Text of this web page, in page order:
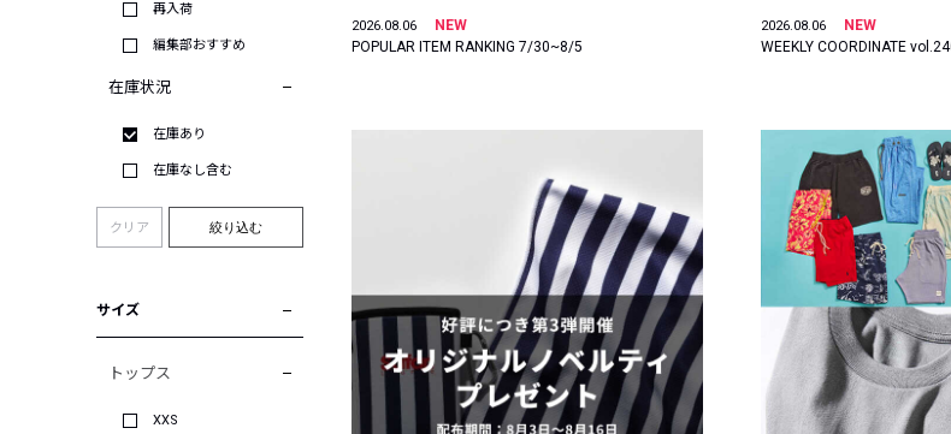
再入荷
編集部おすすめ
在庫状況
在庫あり
在庫なし含む
クリア 絞り込む
サイズ
トップス
XXS
2026.08.06
NEW
POPULAR ITEM RANKING 7/30~8/5
2026.08.06
NEW
WEEKLY COORDINATE